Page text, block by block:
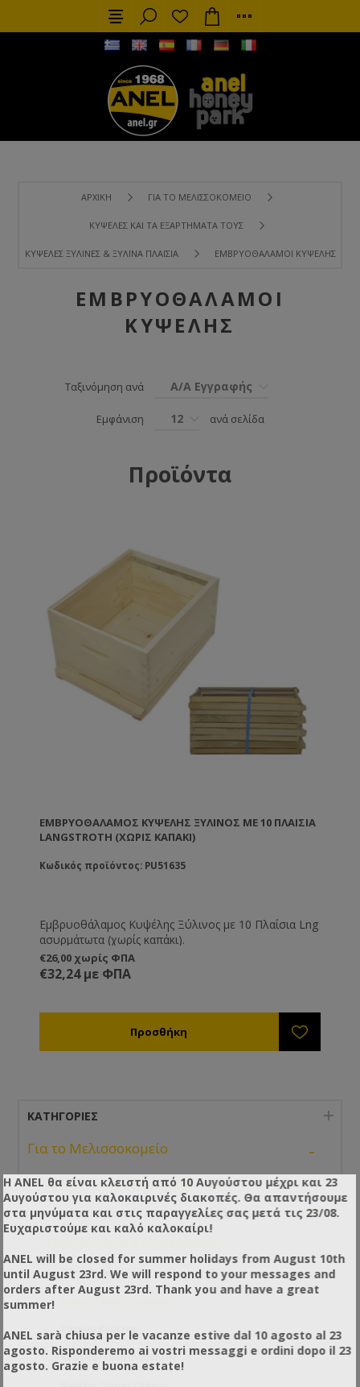
ΑΡΧΙΚΉ ΓΙΑ ΤΟ ΜΕΛΙΣΣΟΚΟΜΕΊΟ
ΚΥΨΈΛΕΣ ΚΑΙ ΤΑ ΕΞΑΡΤΉΜΑΤΑ ΤΟΥΣ
ΚΥΨΈΛΕΣ ΞΎΛΙΝΕΣ & ΞΎΛΙΝΑ ΠΛΑΊΣΙΑ ΕΜΒΡΥΟΘΆΛΑΜΟΙ ΚΥΨΈΛΗΣ
ΕΜΒΡΥΟΘΆΛΑΜΟΙ
ΚΥΨΈΛΗΣ
Ταξινόμηση ανά Α/Α Εγγραφής
Εμφάνιση 12 ανά σελίδα
Προϊόντα
ΕΜΒΡΥΟΘΆΛΑΜΟΣ ΚΥΨΈΛΗΣ ΞΎΛΙΝΟΣ ΜΕ 10 ΠΛΑΊΣΙΑ
LANGSTROTH (ΧΩΡΊΣ ΚΑΠΆΚΙ)
Κωδικός προϊόντος: PU51635
Εμβρυοθάλαμος Κυψέλης Ξύλινος με 10 Πλαίσια Lng
ασυρμάτωτα (χωρίς καπάκι).
€26,00 χωρίς ΦΠΑ
€32,24 με ΦΠΑ
ΚΑΤΗΓΟΡΊΕΣ
Για το Μελισσοκομείο -
Κυψέλες και τα Εξαρτήματα τους -
Κυψέλες Πλαστικές ANEL & Πλαστικά Πλαίσια +
Πάτοι Κυψέλες
Καπάκια Κυψέλης
Κυψέλες Παρακολούθησης
Η ANEL θα είναι κλειστή από 10 Αυγούστου μέχρι και 23
Αυγούστου για καλοκαιρινές διακοπές. Θα απαντήσουμε
στα μηνύματα και στις παραγγελίες σας μετά τις 23/08.
Ευχαριστούμε και καλό καλοκαίρι!
ANEL will be closed for summer holidays from August 10th
until August 23rd. We will respond to your messages and
orders after August 23rd. Thank you and have a great
summer!
ANEL sarà chiusa per le vacanze estive dal 10 agosto al 23
agosto. Risponderemo ai vostri messaggi e ordini dopo il 23
agosto. Grazie e buona estate!